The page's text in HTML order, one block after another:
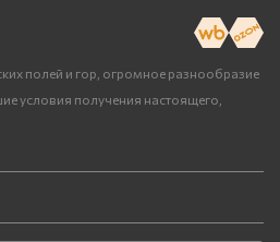
полей и гор, огромное разнообразие
условия получения настоящего,